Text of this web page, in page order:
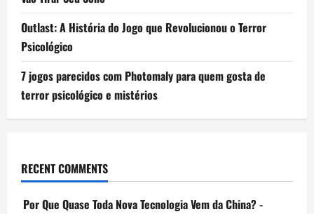
Outlast: A História do Jogo que Revolucionou o Terror
Psicológico
7 jogos parecidos com Photomaly para quem gosta de
terror psicológico e mistérios
RECENT COMMENTS
Por Que Quase Toda Nova Tecnologia Vem da China? -